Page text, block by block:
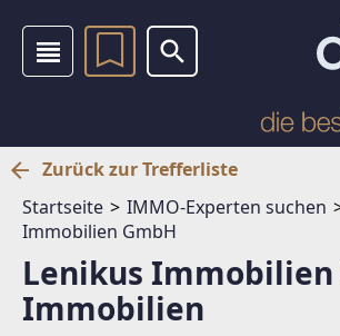
Zurück zur Trefferliste
Startseite
IMMO-Experten suchen
Immobilien GmbH
Lenikus Immobilien
Immobilien